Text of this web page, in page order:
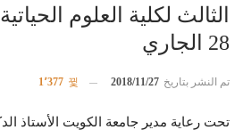
28 الجاري
تم النشر بتاريخ 2018/11/27
تحت رعاية مدير جامعة الكويت الأستاذ